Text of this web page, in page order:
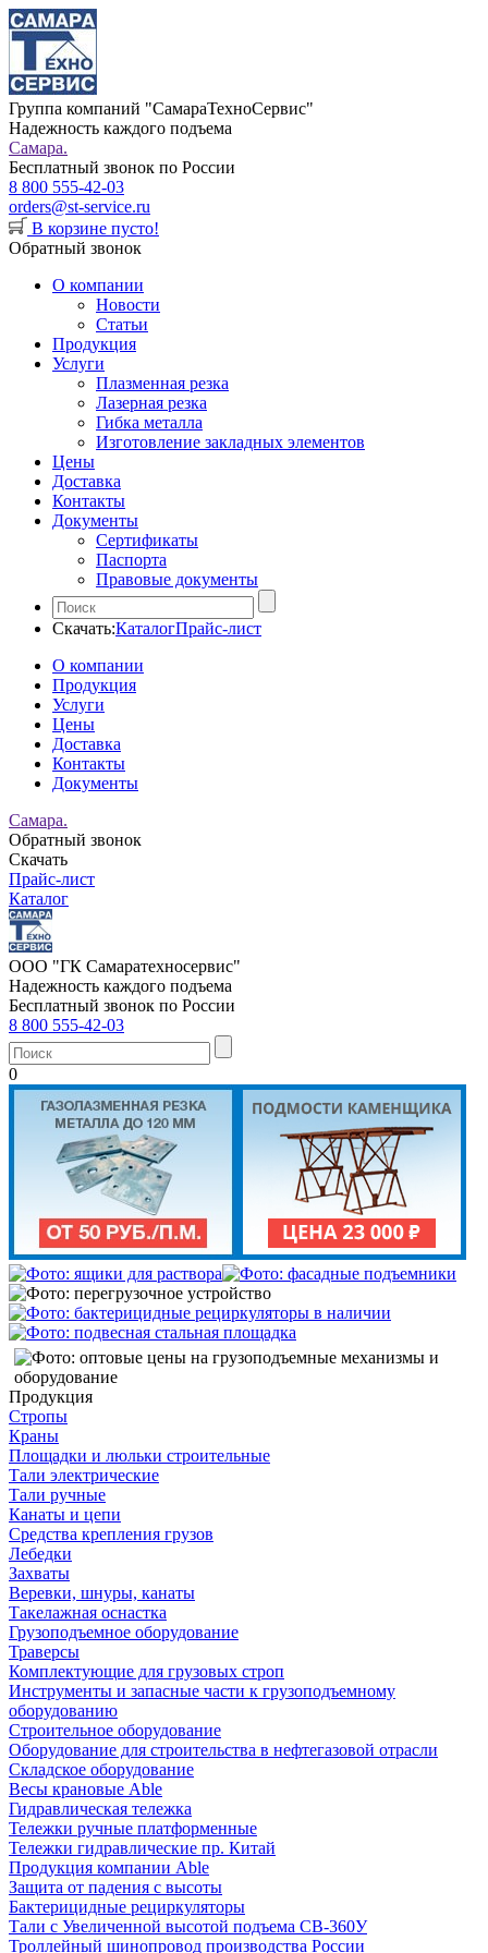
Группа компаний "СамараТехноСервис"
Надежность каждого подъема
Самара.
Бесплатный звонок по России
8 800 555-42-03
orders@st-service.ru
В корзине пусто!
Обратный звонок
О компании
Новости
Статьи
Продукция
Услуги
Плазменная резка
Лазерная резка
Гибка металла
Изготовление закладных элементов
Цены
Доставка
Контакты
Документы
Сертификаты
Паспорта
Правовые документы
Скачать:КаталогПрайс-лист
О компании
Продукция
Услуги
Цены
Доставка
Контакты
Документы
Самара.
Обратный звонок
Скачать
Прайс-лист
Каталог
ООО "ГК Самаратехносервис"
Надежность каждого подъема
Бесплатный звонок по России
8 800 555-42-03
0
Продукция
Стропы
Краны
Площадки и люльки строительные
Тали электрические
Тали ручные
Канаты и цепи
Средства крепления грузов
Лебедки
Захваты
Веревки, шнуры, канаты
Такелажная оснастка
Грузоподъемное оборудование
Траверсы
Комплектующие для грузовых строп
Инструменты и запасные части к грузоподъемному
оборудованию
Строительное оборудование
Оборудование для строительства в нефтегазовой отрасли
Складское оборудование
Весы крановые Able
Гидравлическая тележка
Тележки ручные платформенные
Тележки гидравлические пр. Китай
Продукция компании Able
Защита от падения с высоты
Бактерицидные рециркуляторы
Тали с Увеличенной высотой подъема СВ-360У
Троллейный шинопровод производства России